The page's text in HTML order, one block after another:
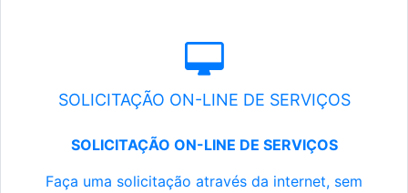
SOLICITAÇÃO ON-LINE DE SERVIÇOS
SOLICITAÇÃO ON-LINE DE SERVIÇOS
Faça uma solicitação através da internet, sem